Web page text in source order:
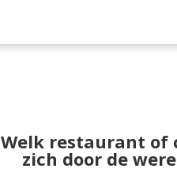
Welk restaurant of
zich door de